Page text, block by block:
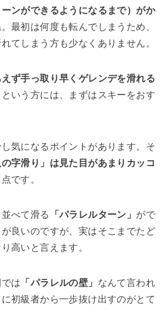
ンができるようになるまで）がか
最初は何度も転んでしまうため、
てしまう方も少なくありません。
えず手っ取り早くゲレンデを滑れる
という方には、まずはスキーをおす
気になるポイントがあります。そ
字滑り」は見た目があまりカッコ
です。
べて滑る 「パラレルターン」 がで
良いのですが、実はそこまでたど
高いと言えます。
は 「パラレルの壁」 なんて言われ
初級者から一歩抜け出すのがとて